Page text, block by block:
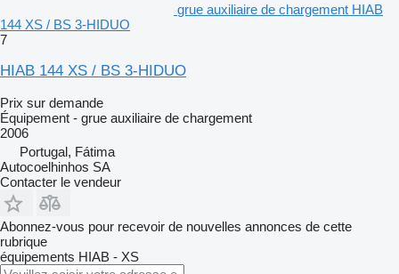
grue auxiliaire de chargement HIAB
144 XS / BS 3-HIDUO
7
HIAB 144 XS / BS 3-HIDUO
Prix sur demande
Équipement - grue auxiliaire de chargement
2006
Portugal, Fátima
Autocoelhinhos SA
Contacter le vendeur
Abonnez-vous pour recevoir de nouvelles annonces de cette
rubrique
équipements HIAB - XS